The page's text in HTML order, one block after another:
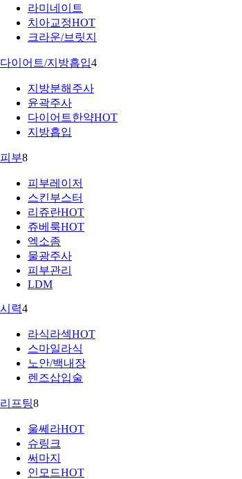
라미네이트
치아교정HOT
크라운/브릿지
다이어트/지방흡입4
지방분해주사
윤곽주사
다이어트한약HOT
지방흡입
피부8
피부레이저
스킨부스터
리쥬란HOT
쥬베룩HOT
엑소좀
물광주사
피부관리
LDM
시력4
라식라섹HOT
스마일라식
노안/백내장
렌즈삽입술
리프팅8
울쎄라HOT
슈링크
써마지
인모드HOT